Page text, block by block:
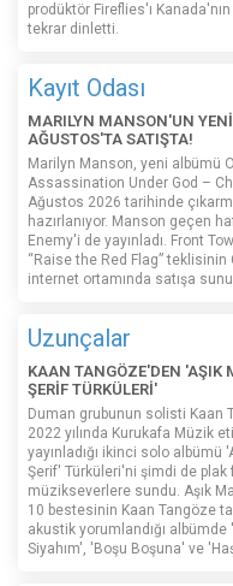
prodüktör Fireflies'ı
tekrar dinletti.
Kayıt Odası
MARILYN MANSON'UN
AĞUSTOS'TA SATIŞTA!
Marilyn Manson, yeni albümü
Assassination Under God –
Ağustos 2026 tarihinde
hazırlanıyor. Manson geçen
Enemy'i de yayınladı. Front
“Raise the Red Flag” teklisinin
internet ortamında satışa
Uzunçalar
KAAN TANGÖZE'DEN 'AŞIK
ŞERİF TÜRKÜLERİ'
Duman grubunun solisti Kaan
2022 yılında Kurukafa Müzik
yayınladığı ikinci solo albümü
Şerif' Türküleri'ni şimdi de plak
müzikseverlere sundu. Aşık
10 bestesinin Kaan Tangöze
akustik yorumlandığı albümde
Siyahım', 'Boşu Boşuna' ve